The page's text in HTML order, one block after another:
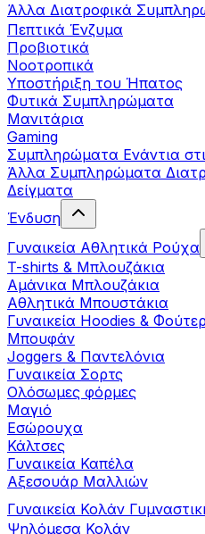
Άλλα Διατροφικά
Πεπτικά Ένζυμα
Προβιοτικά
Νοοτροπικά
Υποστήριξη του Ήπατος
Φυτικά Συμπληρώματα
Μανιτάρια
Gaming
Συμπληρώματα Ενάντια
Άλλα Συμπληρώματα
Δείγματα
Ένδυση
Γυναικεία Αθλητικά Ρούχα
T-shirts & Μπλουζάκια
Αμάνικα Μπλουζάκια
Aθλητικά Μπουστάκια
Γυναικεία Hoodies & Φούτερ
Μπουφάν
Joggers & Παντελόνια
Γυναικεία Σορτς
Ολόσωμες φόρμες
Μαγιό
Εσώρουχα
Κάλτσες
Γυναικεία Καπέλα
Αξεσουάρ Μαλλιών
Γυναικεία Κολάν
Ψηλόμεσα Κολάν